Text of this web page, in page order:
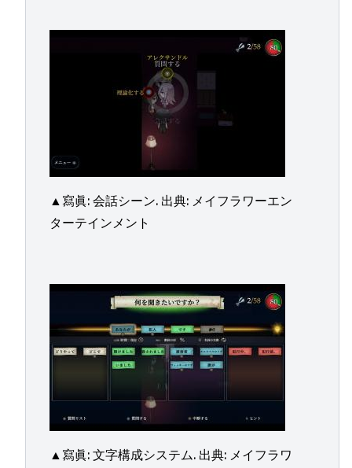
▲寫眞: 会話シーン. 出典: メイフラワーエン
ターテインメント
▲寫眞: 文字構成システム. 出典: メイフラワ